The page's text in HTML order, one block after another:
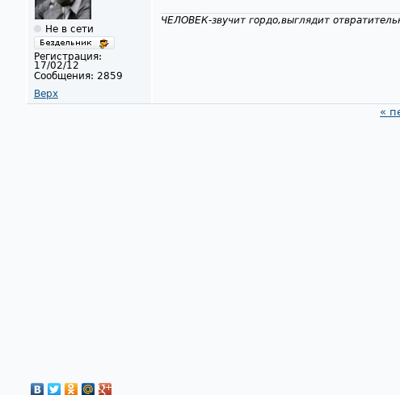
Не в сети
Регистрация:
17/02/12
Сообщения: 2859
Верх
ЧЕЛОВЕК-звучит гордо,выглядит
«